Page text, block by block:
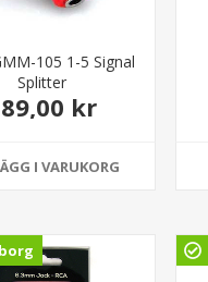
105 1-5 Signal
Splitter
kr
I VARUKORG